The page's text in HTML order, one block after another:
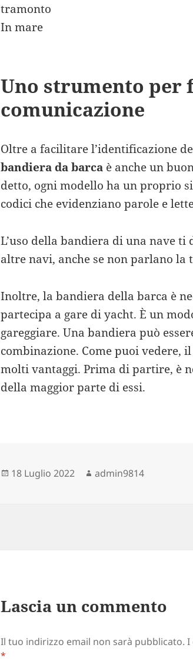
tramonto
In mare
Uno strumento per
comunicazione
Oltre a facilitare l’identificazione
bandiera da barca è anche un
detto, ogni modello ha un proprio
codici che evidenziano parole e
L’uso della bandiera di una nave
altre navi, anche se non parlano la
Inoltre, la bandiera della barca è
partecipa a gare di yacht. È un
gareggiare. Una bandiera può
combinazione. Come puoi vedere,
molti vantaggi. Prima di partire, è
della maggior parte di essi.
Scritto
18 Luglio 2022 Autore
admin9814
Lascia un commento
Il tuo indirizzo email non sarà pubblicato. I
*